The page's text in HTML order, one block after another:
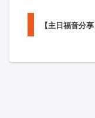
【主日福音分